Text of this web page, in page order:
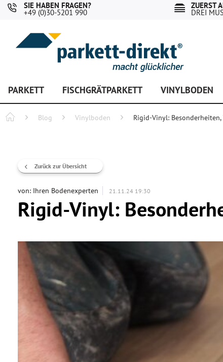
SIE HABEN FRAGEN?
+49 (0)30-5201 990
ZUERST
DREI
PARKETT FISCHGRÄTPARKETT VINYLBODEN
Blog Vinylboden Rigid-Vinyl:
Zurück zur Übersicht
Rigid-Vinyl:
von: Ihren Bodenexperten 21.11.24 19:30